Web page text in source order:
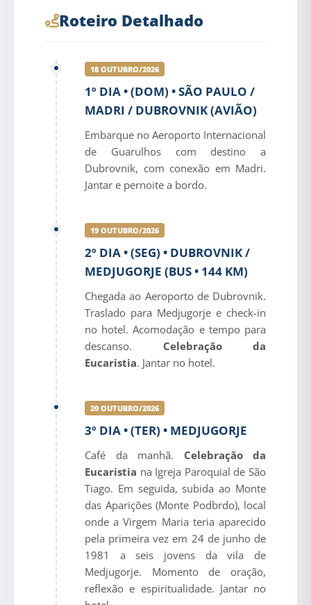
Roteiro Detalhado
18 OUTUBRO/2026
1º DIA • (DOM) • SÃO PAULO /
MADRI / DUBROVNIK (AVIÃO)
Embarque no Aeroporto Internacional
de Guarulhos com destino a
Dubrovnik, com conexão em Madri.
Jantar e pernoite a bordo.
19 OUTUBRO/2026
2º DIA • (SEG) • DUBROVNIK /
MEDJUGORJE (BUS • 144 KM)
Chegada ao Aeroporto de Dubrovnik.
Traslado para Medjugorje e check-in
no hotel. Acomodação e tempo para
descanso. Celebração da
Eucaristia. Jantar no hotel.
20 OUTUBRO/2026
3º DIA • (TER) • MEDJUGORJE
Café da manhã. Celebração da
Eucaristia na Igreja Paroquial de São
Tiago. Em seguida, subida ao Monte
das Aparições (Monte Podbrdo), local
onde a Virgem Maria teria aparecido
pela primeira vez em 24 de junho de
1981 a seis jovens da vila de
Medjugorje. Momento de oração,
reflexão e espiritualidade. Jantar no